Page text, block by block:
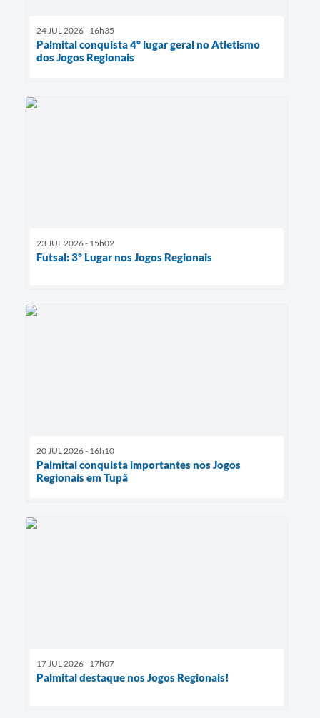
24 JUL 2026 - 16h35
Palmital conquista 4º lugar geral no Atletismo
dos Jogos Regionais
23 JUL 2026 - 15h02
Futsal: 3º Lugar nos Jogos Regionais
20 JUL 2026 - 16h10
Palmital conquista importantes nos Jogos
Regionais em Tupã
17 JUL 2026 - 17h07
Palmital destaque nos Jogos Regionais!